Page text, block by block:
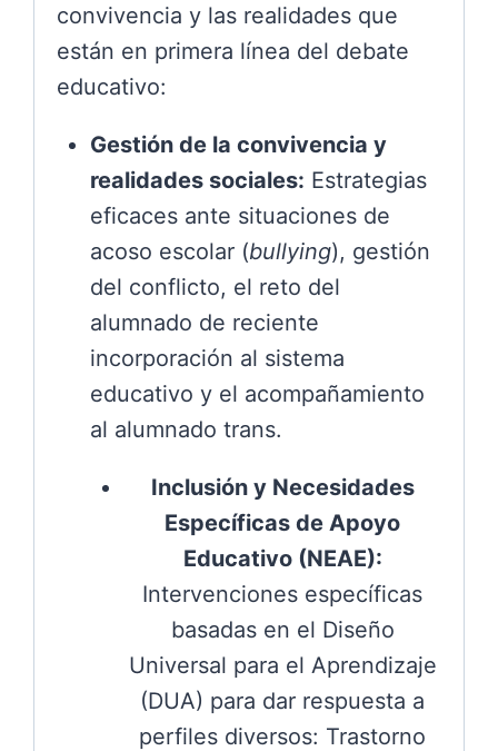
convivencia y las realidades que
están en primera línea del debate
educativo:
Gestión de la convivencia y
realidades sociales: Estrategias
eficaces ante situaciones de
acoso escolar (bullying), gestión
del conflicto, el reto del
alumnado de reciente
incorporación al sistema
educativo y el acompañamiento
al alumnado trans.
Inclusión y Necesidades
Específicas de Apoyo
Educativo (NEAE):
Intervenciones específicas
basadas en el Diseño
Universal para el Aprendizaje
(DUA) para dar respuesta a
perfiles diversos: Trastorno